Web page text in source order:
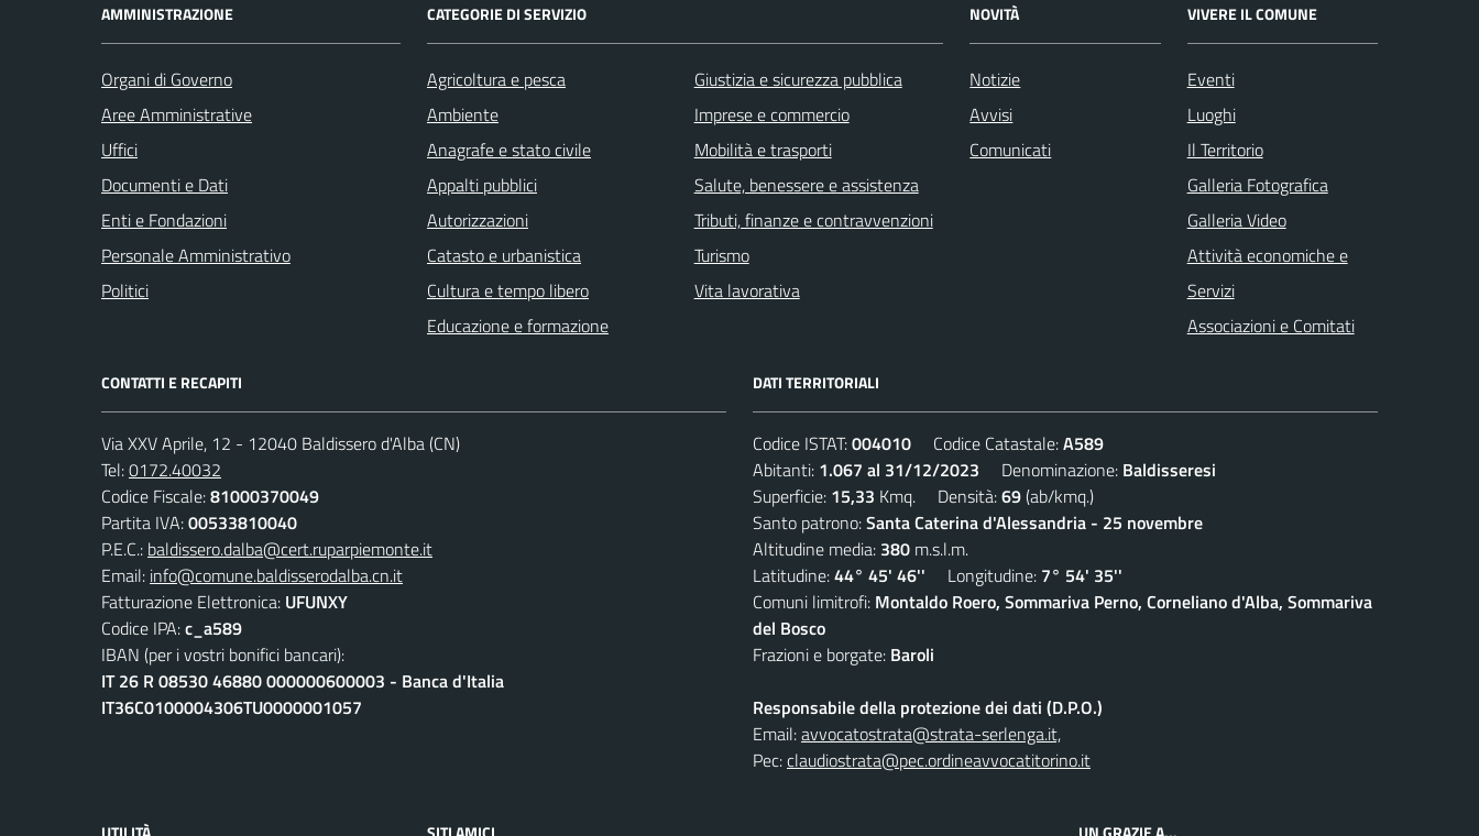
AMMINISTRAZIONE
Organi di Governo
Aree Amministrative
Uffici
Documenti e Dati
Enti e Fondazioni
Personale Amministrativo
Politici
CATEGORIE DI SERVIZIO
Agricoltura e pesca
Ambiente
Anagrafe e stato civile
Appalti pubblici
Autorizzazioni
Catasto e urbanistica
Cultura e tempo libero
Educazione e formazione
Giustizia e sicurezza pubblica
Imprese e commercio
Mobilità e trasporti
Salute, benessere e assistenza
Tributi, finanze e contravvenzioni
Turismo
Vita lavorativa
NOVITÀ
Notizie
Avvisi
Comunicati
VIVERE IL COMUNE
Eventi
Luoghi
Il Territorio
Galleria Fotografica
Galleria Video
Attività economiche e
Servizi
Associazioni e Comitati
CONTATTI E RECAPITI
Via XXV Aprile, 12 - 12040 Baldissero d'Alba (CN)
Tel:0172.40032
Codice Fiscale:81000370049
Partita IVA:00533810040
P.E.C.: baldissero.dalba@cert.ruparpiemonte.it
Email: info@comune.baldisserodalba.cn.it
Fatturazione Elettronica: UFUNXY
Codice IPA:c_a589
IBAN (per i vostri bonifici bancari):
IT 26 R 08530 46880 000000600003 - Banca d'Italia
IT36C0100004306TU0000001057
DATI TERRITORIALI
Codice ISTAT:004010 Codice Catastale:A589
Abitanti: 1.067 al 31/12/2023 Denominazione: Baldisseresi
Superficie: 15,33 Kmq. Densità:69(ab/kmq.)
Santo patrono:Santa Caterina d'Alessandria - 25 novembre
Altitudine media: 380 m.s.l.m.
Latitudine:44° 45' 46'' Longitudine: 7° 54' 35''
Comuni limitrofi: Montaldo Roero, Sommariva Perno, Corneliano d'Alba, Sommariva
del Bosco
Frazioni e borgate: Baroli
Responsabile della protezione dei dati (D.P.O.)
Email:avvocatostrata@strata-serlenga.it,
Pec:claudiostrata@pec.ordineavvocatitorino.it